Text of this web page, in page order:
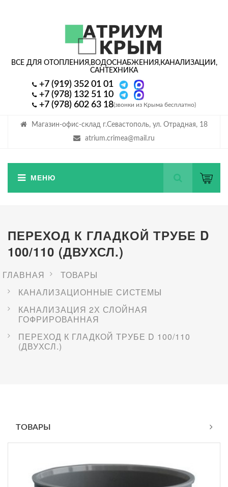
Магазин-офис-склад г.Севастополь, ул. Отрадная, 18
atrium.crimea@mail.ru
ВСЕ ДЛЯ ОТОПЛЕНИЯ,ВОДОСНАБЖЕНИЯ,КАНАЛИЗАЦИИ,
САНТЕХНИКА
+7 (919) 352 01 01
+7 (978) 132 51 10
+7 (978) 602 63 18(звонки из Крыма бесплатно)
ПЕРЕХОД К ГЛАДКОЙ ТРУБЕ D
100/110 (ДВУХСЛ.)
ГЛАВНАЯ
ТОВАРЫ
КАНАЛИЗАЦИОННЫЕ СИСТЕМЫ
КАНАЛИЗАЦИЯ 2Х СЛОЙНАЯ
ГОФРИРОВАННАЯ
ПЕРЕХОД К ГЛАДКОЙ ТРУБЕ D 100/110
(ДВУХСЛ.)
ТОВАРЫ